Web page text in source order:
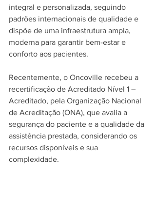
integral e personalizada, seguindo
padrões internacionais de qualidade e
dispõe de uma infraestrutura ampla,
moderna para garantir bem-estar e
conforto aos pacientes.
Recentemente, o Oncoville recebeu a
recertificação de Acreditado Nível 1 –
Acreditado, pela Organização Nacional
de Acreditação (ONA), que avalia a
segurança do paciente e a qualidade da
assistência prestada, considerando os
recursos disponíveis e sua
complexidade.